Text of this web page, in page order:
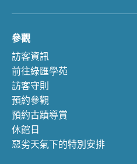
參觀
訪客資訊
前往綠匯學苑
訪客守則
預約參觀
預約古蹟導賞
休館日
惡劣天氣下的特別安排